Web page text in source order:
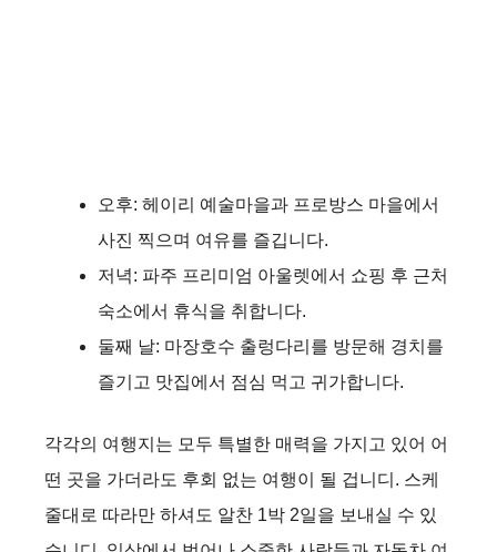
오후: 헤이리 예술마을과 프로방스 마을에서
사진 찍으며 여유를 즐깁니다.
저녁: 파주 프리미엄 아울렛에서 쇼핑 후 근처
숙소에서 휴식을 취합니다.
둘째 날: 마장호수 출렁다리를 방문해 경치를
즐기고 맛집에서 점심 먹고 귀가합니다.
각각의 여행지는 모두 특별한 매력을 가지고 있어 어
떤 곳을 가더라도 후회 없는 여행이 될 겁니디. 스케
줄대로 따라만 하셔도 알찬 1박 2일을 보내실 수 있